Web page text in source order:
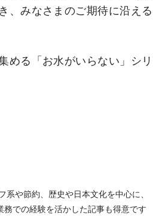
、みなさまのご期待に沿える
める「お水がいらない」シリ
や節約、歴史や日本文化を中心に、
での経験を活かした記事も得意です